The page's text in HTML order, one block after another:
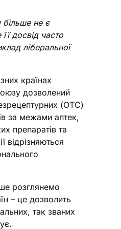
більше не є
досвід часто
ліберальної
країнах
дозволений
(ОТС)
за межами аптек,
препаратів та
відрізняються
розглянемо
– це дозволить
так званих